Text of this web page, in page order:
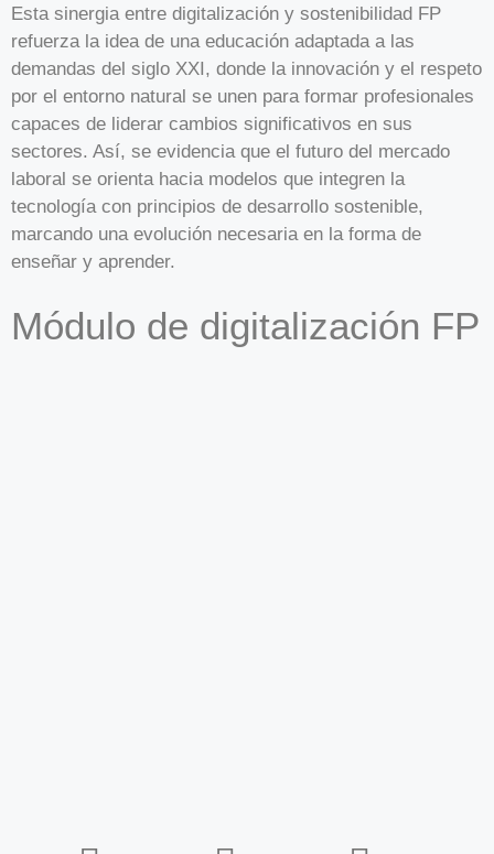
Esta sinergia entre digitalización y sostenibilidad FP
refuerza la idea de una educación adaptada a las
demandas del siglo XXI, donde la innovación y el respeto
por el entorno natural se unen para formar profesionales
capaces de liderar cambios significativos en sus
sectores. Así, se evidencia que el futuro del mercado
laboral se orienta hacia modelos que integren la
tecnología con principios de desarrollo sostenible,
marcando una evolución necesaria en la forma de
enseñar y aprender.
Módulo de digitalización FP